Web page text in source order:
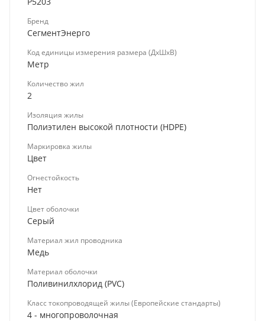
Бренд
СегментЭнерго
Код единицы измерения размера (ДхШхВ)
Метр
Количество жил
2
Изоляция жилы
Полиэтилен высокой плотности (HDPE)
Маркировка жилы
Цвет
Огнестойкость
Нет
Цвет оболочки
Серый
Материал жил проводника
Медь
Материал оболочки
Поливинилхлорид (PVC)
Класс токопроводящей жилы (Европейские стандарты)
4 - многопроволочная